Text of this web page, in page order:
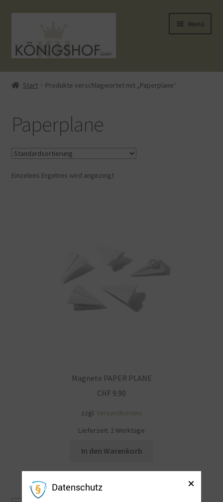
springen
springen
Menü
Start
Anlässe
Datenauszug
Datenschutzbelehrung
KÖNIGSHOF-Lädeli
Kunden-/Mitarbeitergeschenke
Nähtag
Start Produkte verschlagwortet mit „Paperplane“
Paperplane
Einzelnes Ergebnis wird angezeigt
Magnete PAPER PLANE
CHF 9.90
zzgl. Versandkosten
Lieferzeit: 2 Werktage
In den Warenkorb
Datenschutz